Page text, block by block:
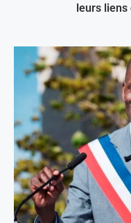
leurs